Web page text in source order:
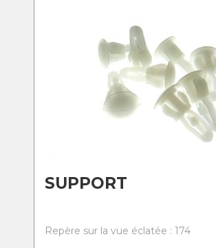
SUPPORT
Repère sur la vue éclatée : 174